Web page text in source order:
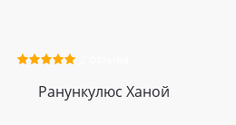
Ранункулюс Ханой